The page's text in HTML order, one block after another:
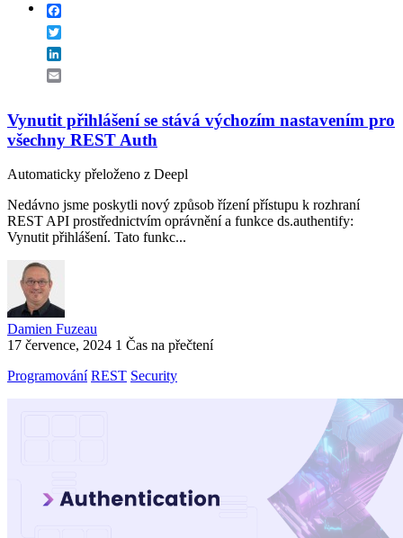
Vynutit přihlášení se stává výchozím nastavením pro
všechny REST Auth
Automaticky přeloženo z Deepl
Nedávno jsme poskytli nový způsob řízení přístupu k rozhraní
REST API prostřednictvím oprávnění a funkce ds.authentify:
Vynutit přihlášení. Tato funkc...
Damien Fuzeau
17 července, 2024 1 Čas na přečtení
Programování REST Security